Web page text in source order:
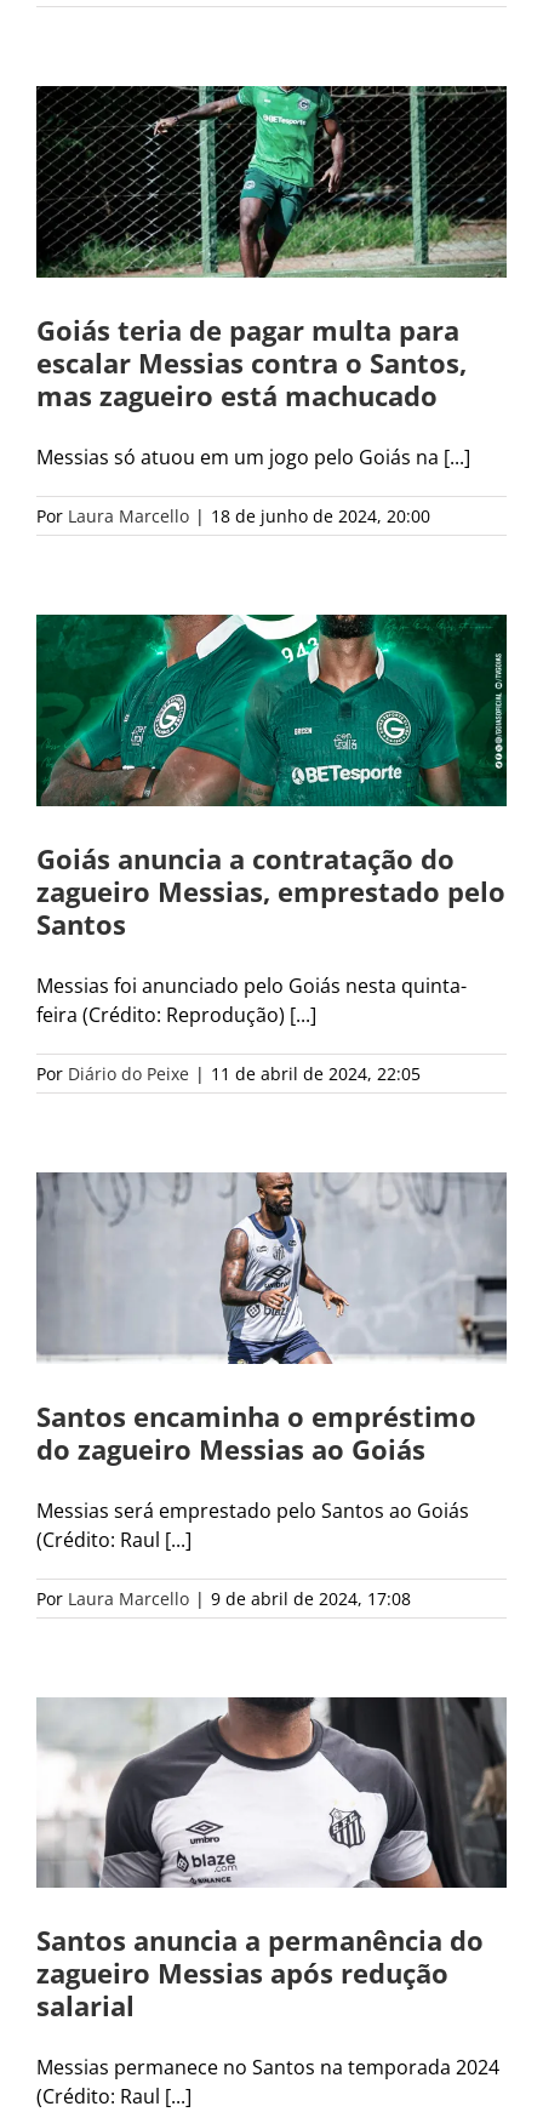
Goiás teria de pagar multa para
escalar Messias contra o Santos,
mas zagueiro está machucado
Messias só atuou em um jogo pelo Goiás na [...]
Por Laura Marcello | 18 de junho de 2024, 20:00
Goiás anuncia a contratação do
zagueiro Messias, emprestado pelo
Santos
Messias foi anunciado pelo Goiás nesta quinta-
feira (Crédito: Reprodução) [...]
Por Diário do Peixe | 11 de abril de 2024, 22:05
Santos encaminha o empréstimo
do zagueiro Messias ao Goiás
Messias será emprestado pelo Santos ao Goiás
(Crédito: Raul [...]
Por Laura Marcello | 9 de abril de 2024, 17:08
Santos anuncia a permanência do
zagueiro Messias após redução
salarial
Messias permanece no Santos na temporada 2024
(Crédito: Raul [...]